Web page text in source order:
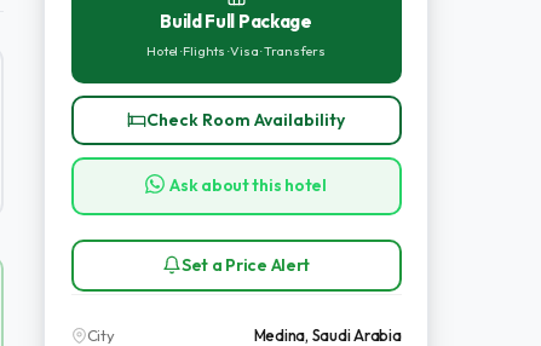
Build Full Package
Hotel · Flights · Visa · Transfers
Check Room Availability
Ask about this hotel
Set a Price Alert
City Medina, Saudi Arabia